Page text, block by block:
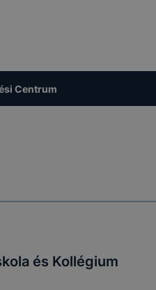
Centrum
és Kollégium
törlése által
funkcióinak